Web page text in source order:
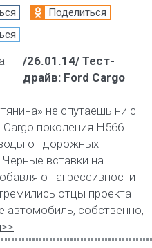
Поделиться
/26.01.14/ Тест-
драйв: Ford Cargo
не спутаешь ни с
поколения Н566
от дорожных
вставки на
агрессивности
отцы проекта
автомобиль, собственно,